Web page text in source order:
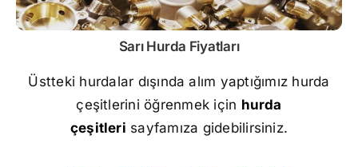
Sarı Hurda Fiyatları
Üstteki hurdalar dışında alım yaptığımız hurda
çeşitlerini öğrenmek için hurda
çeşitleri sayfamıza gidebilirsiniz.